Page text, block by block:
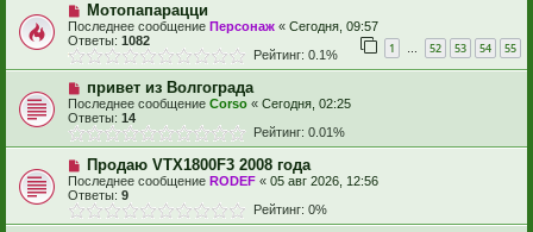
Мотопапарацци
Последнее сообщение Персонаж « Сегодня, 09:57
Ответы: 1082 1 … 52 53 54 55
Рейтинг: 0.1%
привет из Волгограда
Последнее сообщение Corso « Сегодня, 02:25
Ответы: 14
Рейтинг: 0.01%
Продаю VTX1800F3 2008 года
Последнее сообщение RODEF « 05 авг 2026, 12:56
Ответы: 9
Рейтинг: 0%